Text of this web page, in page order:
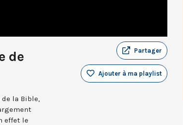
de
Partager
Ajouter à ma playlist
de la Bible,
effet le